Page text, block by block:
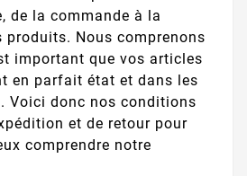
de la commande à la
produits. Nous comprenons
important que vos articles
en parfait état et dans les
Voici donc nos conditions
et de retour pour
comprendre notre